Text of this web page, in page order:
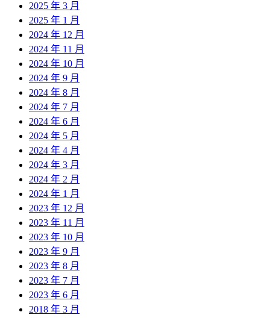
2025 年 3 月
2025 年 1 月
2024 年 12 月
2024 年 11 月
2024 年 10 月
2024 年 9 月
2024 年 8 月
2024 年 7 月
2024 年 6 月
2024 年 5 月
2024 年 4 月
2024 年 3 月
2024 年 2 月
2024 年 1 月
2023 年 12 月
2023 年 11 月
2023 年 10 月
2023 年 9 月
2023 年 8 月
2023 年 7 月
2023 年 6 月
2018 年 3 月